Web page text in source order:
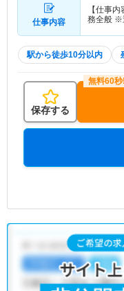
仕事内容
【仕事
務全般 ※
駅から徒歩10分以内
保存する